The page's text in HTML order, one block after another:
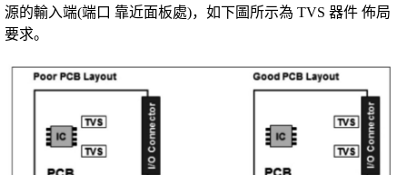
源的輸入端(端口 靠近面板處)，如下圖所示為 TVS 器件 佈局
要求。